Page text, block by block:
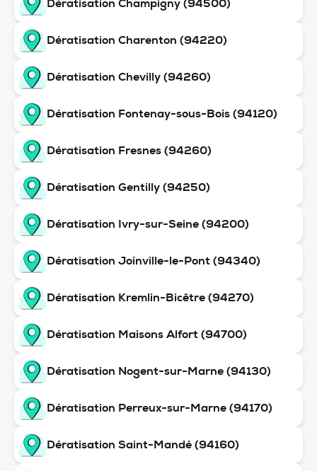
Dératisation Champigny (94500)
Dératisation Charenton (94220)
Dératisation Chevilly (94260)
Dératisation Fontenay-sous-Bois (94120)
Dératisation Fresnes (94260)
Dératisation Gentilly (94250)
Dératisation Ivry-sur-Seine (94200)
Dératisation Joinville-le-Pont (94340)
Dératisation Kremlin-Bicêtre (94270)
Dératisation Maisons Alfort (94700)
Dératisation Nogent-sur-Marne (94130)
Dératisation Perreux-sur-Marne (94170)
Dératisation Saint-Mandé (94160)